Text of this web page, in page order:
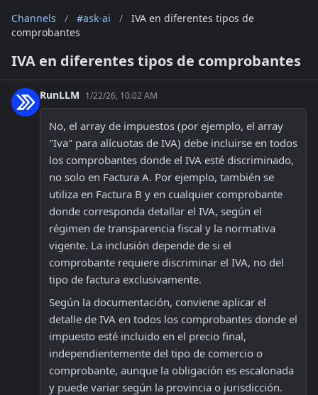
Channels / #ask-ai /
IVA en diferentes tipos de
comprobantes
IVA en diferentes tipos de comprobantes
RunLLM 1/22/26, 10:02 AM
No, el array de impuestos (por ejemplo, el array
"Iva" para alícuotas de IVA) debe incluirse en todos
los comprobantes donde el IVA esté discriminado,
no solo en Factura A. Por ejemplo, también se
utiliza en Factura B y en cualquier comprobante
donde corresponda detallar el IVA, según el
régimen de transparencia fiscal y la normativa
vigente. La inclusión depende de si el
comprobante requiere discriminar el IVA, no del
tipo de factura exclusivamente.
Según la documentación, conviene aplicar el
detalle de IVA en todos los comprobantes donde el
impuesto esté incluido en el precio final,
independientemente del tipo de comercio o
comprobante, aunque la obligación es escalonada
y puede variar según la provincia o jurisdicción.